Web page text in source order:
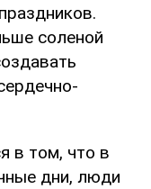
соленой
в том, что в
дни, люди